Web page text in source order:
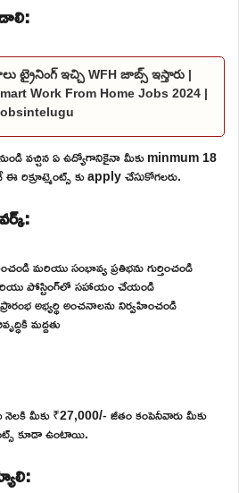
ట్రైనింగ్ ఇచ్చి WFH జాబ్స్ ఇస్తారు |
Work From Home Jobs 2024 |
వచ్చిన ఏ ఉద్యోగానికైనా మీకు minmum 18
రిక్రూట్మెంట్స్ కు apply చేసుకోగలరు.
మరియు సంభావ్య ప్రతిభను గుర్తించండి
పోస్టింగ్‌లో సహాయం చేయండి
అభ్యర్థి అంచనాలను నిర్వహించండి
మద్దతు
నెలకి మీకు ₹27,000/- జీతం కంపెనీవారు మీకు
కూడా ఉంటాయి.